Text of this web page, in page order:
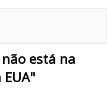
está na